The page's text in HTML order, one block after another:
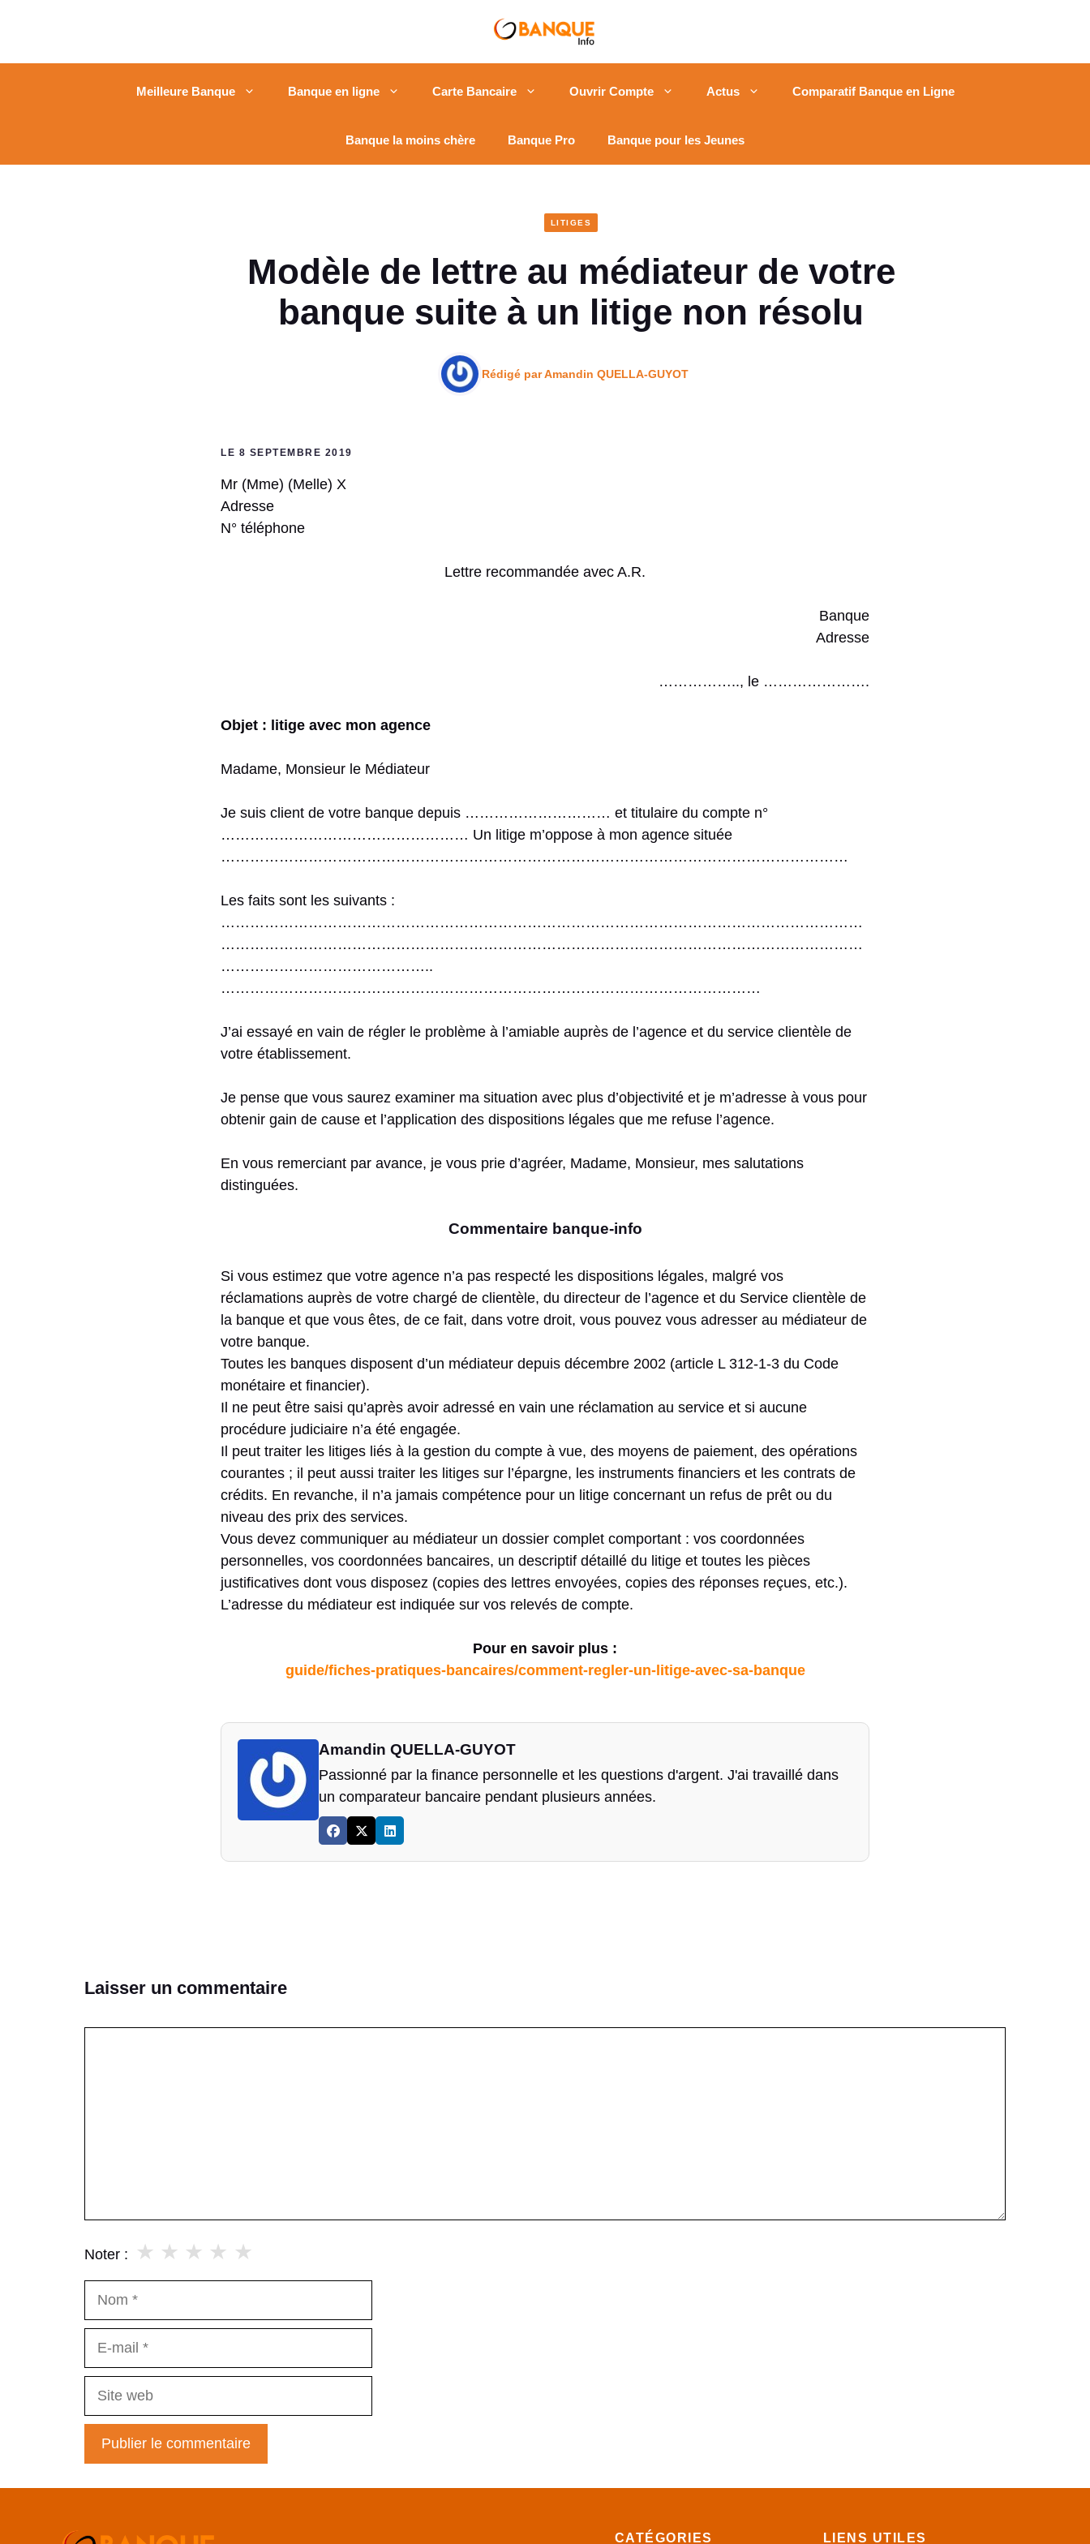
Meilleure Banque Banque en ligne Carte Bancaire Ouvrir Compte Actus Comparatif Banque en Ligne
Banque la moins chère Banque Pro Banque pour les Jeunes
LITIGES
Modèle de lettre au médiateur de votre
banque suite à un litige non résolu
Rédigé parAmandin QUELLA-GUYOT
LE 8 SEPTEMBRE 2019
Mr (Mme) (Melle) X
Adresse
N° téléphone
Lettre recommandée avec A.R.
Banque
Adresse
…………….., le ………………….
Objet : litige avec mon agence
Madame, Monsieur le Médiateur
Je suis client de votre banque depuis ………………………… et titulaire du compte n°
…………………………………………… Un litige m’oppose à mon agence située
…………………………………………………………………………………………………………………
Les faits sont les suivants :
……………………………………………………………………………………………………………………
……………………………………………………………………………………………………………………
……………………………………..
…………………………………………………………………………………………………
J’ai essayé en vain de régler le problème à l’amiable auprès de l’agence et du service clientèle de
votre établissement.
Je pense que vous saurez examiner ma situation avec plus d’objectivité et je m’adresse à vous pour
obtenir gain de cause et l’application des dispositions légales que me refuse l’agence.
En vous remerciant par avance, je vous prie d’agréer, Madame, Monsieur, mes salutations
distinguées.
Commentaire banque-info
Si vous estimez que votre agence n’a pas respecté les dispositions légales, malgré vos
réclamations auprès de votre chargé de clientèle, du directeur de l’agence et du Service clientèle de
la banque et que vous êtes, de ce fait, dans votre droit, vous pouvez vous adresser au médiateur de
votre banque.
Toutes les banques disposent d’un médiateur depuis décembre 2002 (article L 312-1-3 du Code
monétaire et financier).
Il ne peut être saisi qu’après avoir adressé en vain une réclamation au service et si aucune
procédure judiciaire n’a été engagée.
Il peut traiter les litiges liés à la gestion du compte à vue, des moyens de paiement, des opérations
courantes ; il peut aussi traiter les litiges sur l’épargne, les instruments financiers et les contrats de
crédits. En revanche, il n’a jamais compétence pour un litige concernant un refus de prêt ou du
niveau des prix des services.
Vous devez communiquer au médiateur un dossier complet comportant : vos coordonnées
personnelles, vos coordonnées bancaires, un descriptif détaillé du litige et toutes les pièces
justificatives dont vous disposez (copies des lettres envoyées, copies des réponses reçues, etc.).
L’adresse du médiateur est indiquée sur vos relevés de compte.
Pour en savoir plus :
guide/fiches-pratiques-bancaires/comment-regler-un-litige-avec-sa-banque
Amandin QUELLA-GUYOT
Passionné par la finance personnelle et les questions d'argent. J'ai travaillé dans
un comparateur bancaire pendant plusieurs années.
Laisser un commentaire
Noter : ★
★
★
★
★
Site
CATÉGORIES LIENS UTILES